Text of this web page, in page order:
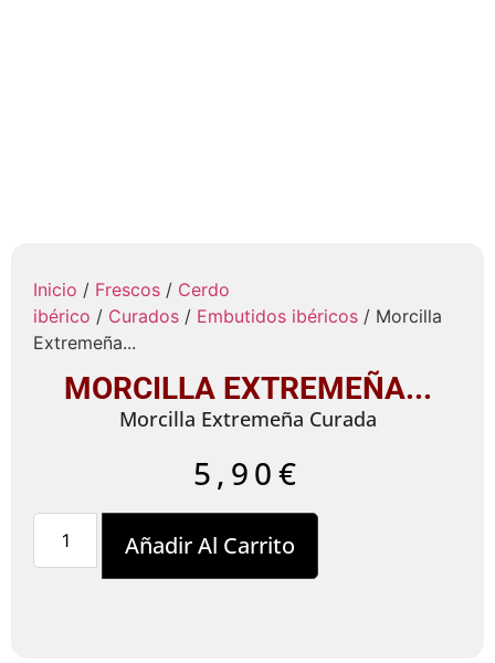
Inicio / Frescos / Cerdo
ibérico / Curados / Embutidos ibéricos / Morcilla
Extremeña...
MORCILLA EXTREMEÑA...
Morcilla Extremeña Curada
5,90€
Añadir Al Carrito